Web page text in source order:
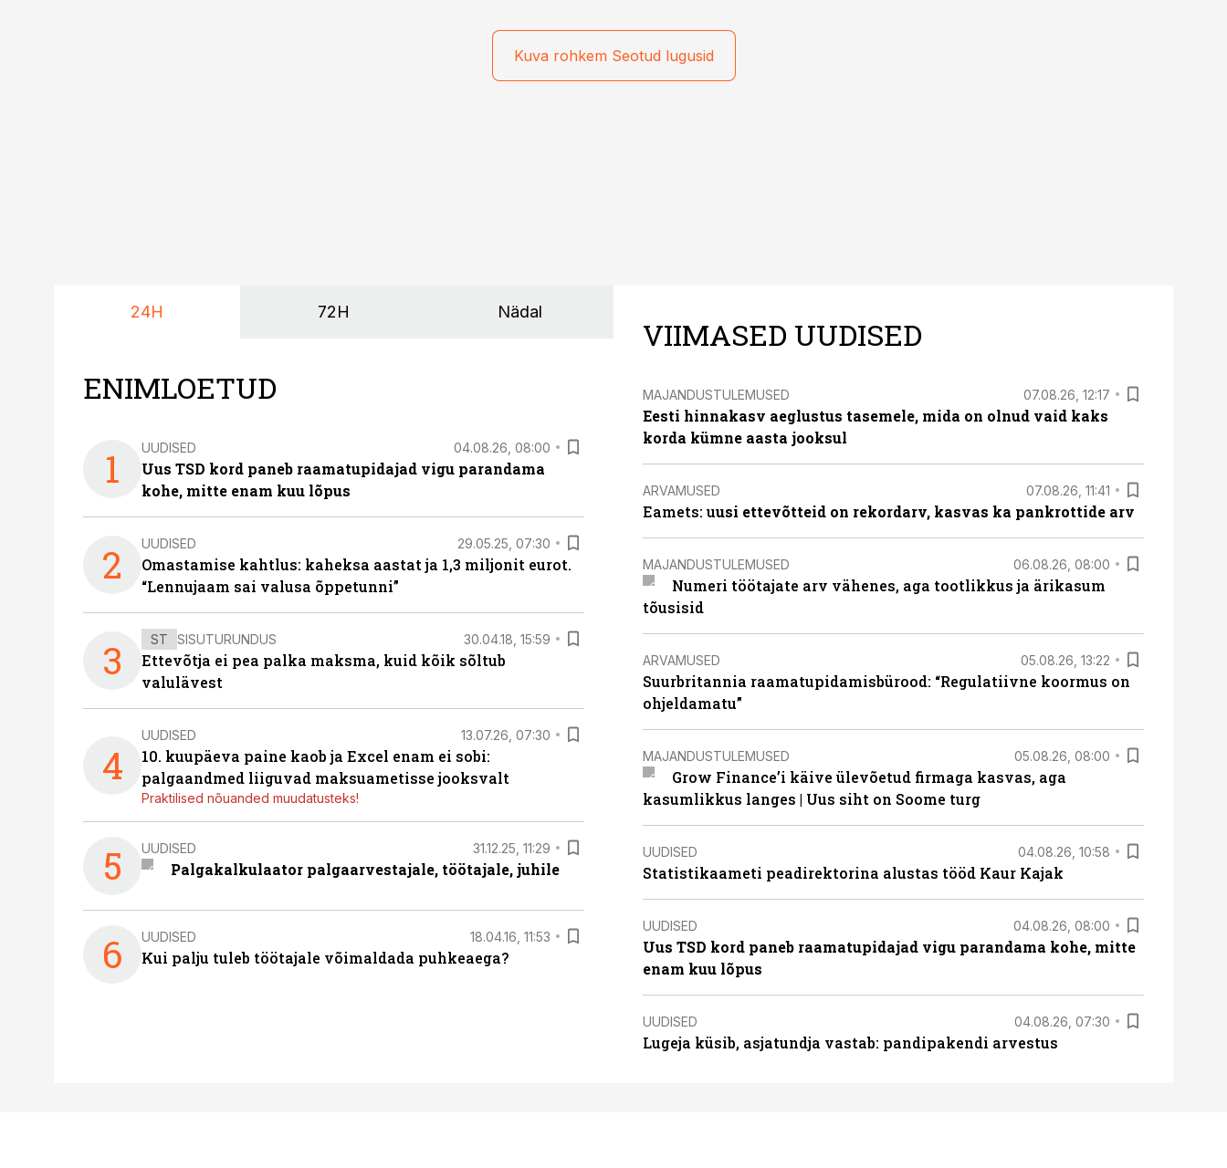
Kuva rohkem Seotud lugusid
24H 72H Nädal
ENIMLOETUD
1 UUDISED 04.08.26, 08:00
Uus TSD kord paneb raamatupidajad vigu parandama
kohe, mitte enam kuu lõpus
2 UUDISED 29.05.25, 07:30
Omastamise kahtlus: kaheksa aastat ja 1,3 miljonit eurot.
“Lennujaam sai valusa õppetunni”
3 ST SISUTURUNDUS 30.04.18, 15:59
Ettevõtja ei pea palka maksma, kuid kõik sõltub
valulävest
4
UUDISED 13.07.26, 07:30
10. kuupäeva paine kaob ja Excel enam ei sobi:
palgaandmed liiguvad maksuametisse jooksvalt
Praktilised nõuanded muudatusteks!
5 UUDISED 31.12.25, 11:29
Palgakalkulaator palgaarvestajale, töötajale, juhile
6 UUDISED 18.04.16, 11:53
Kui palju tuleb töötajale võimaldada puhkeaega?
VIIMASED UUDISED
MAJANDUSTULEMUSED 07.08.26, 12:17
Eesti hinnakasv aeglustus tasemele, mida on olnud vaid kaks
korda kümne aasta jooksul
ARVAMUSED 07.08.26, 11:41
Eamets: uusi ettevõtteid on rekordarv, kasvas ka pankrottide arv
MAJANDUSTULEMUSED 06.08.26, 08:00
Numeri töötajate arv vähenes, aga tootlikkus ja ärikasum
tõusisid
ARVAMUSED 05.08.26, 13:22
Suurbritannia raamatupidamisbürood: “Regulatiivne koormus on
ohjeldamatu”
MAJANDUSTULEMUSED 05.08.26, 08:00
Grow Finance’i käive ülevõetud firmaga kasvas, aga
kasumlikkus langes | Uus siht on Soome turg
UUDISED 04.08.26, 10:58
Statistikaameti peadirektorina alustas tööd Kaur Kajak
UUDISED 04.08.26, 08:00
Uus TSD kord paneb raamatupidajad vigu parandama kohe, mitte
enam kuu lõpus
UUDISED 04.08.26, 07:30
Lugeja küsib, asjatundja vastab: pandipakendi arvestus